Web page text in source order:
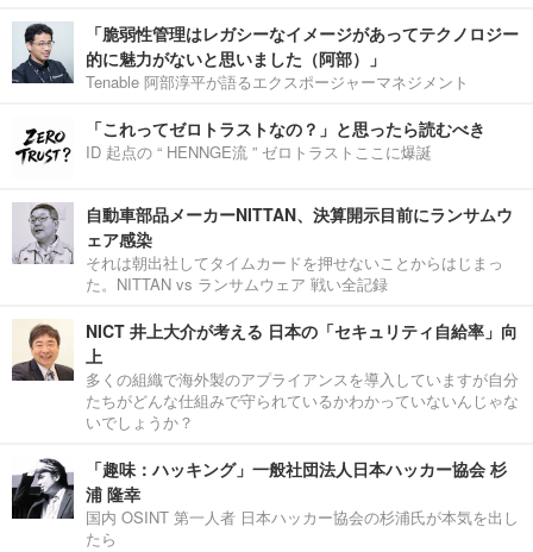
「脆弱性管理はレガシーなイメージがあってテクノロジー
的に魅力がないと思いました（阿部）」
Tenable 阿部淳平が語るエクスポージャーマネジメント
「これってゼロトラストなの？」と思ったら読むべき
ID 起点の “ HENNGE流 ” ゼロトラストここに爆誕
自動車部品メーカーNITTAN、決算開示目前にランサムウ
ェア感染
それは朝出社してタイムカードを押せないことからはじまっ
た。NITTAN vs ランサムウェア 戦い全記録
NICT 井上大介が考える 日本の「セキュリティ自給率」向
上
多くの組織で海外製のアプライアンスを導入していますが自分
たちがどんな仕組みで守られているかわかっていないんじゃな
いでしょうか？
「趣味：ハッキング」一般社団法人日本ハッカー協会 杉
浦 隆幸
国内 OSINT 第一人者 日本ハッカー協会の杉浦氏が本気を出し
たら